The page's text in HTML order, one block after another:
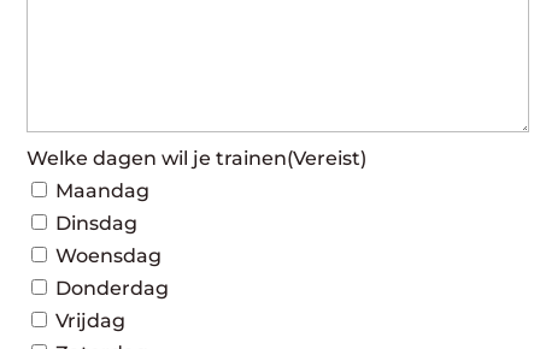
Welke dagen wil je trainen(Vereist)
Maandag
Dinsdag
Woensdag
Donderdag
Vrijdag